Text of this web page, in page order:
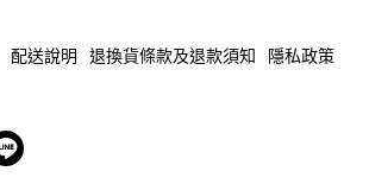
配送說明 退換貨條款及退款須知 隱私政策